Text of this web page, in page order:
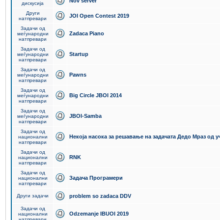
дискусија
Други
натпревари
JOI Open Contest 2019
Задачи од
меѓународни
натпревари
Zadaca Piano
Задачи од
меѓународни
натпревари
Startup
Задачи од
меѓународни
натпревари
Pawns
Задачи од
меѓународни
натпревари
Big Circle JBOI 2014
Задачи од
меѓународни
натпревари
JBOI-Samba
Задачи од
национални
натпревари
Некоја насока за решавање на задачата Дедо Мраз од
Задачи од
национални
натпревари
RNK
Задачи од
национални
натпревари
Задача Програмери
Други задачи problem so zadaca DDV
Задачи од
национални
Odzemanje IBUOI 2019